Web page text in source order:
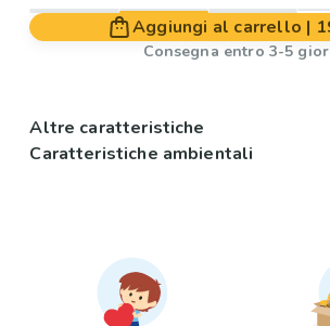
Aggiungi al carrello |
Consegna entro 3-5
Altre caratteristiche
Caratteristiche ambientali